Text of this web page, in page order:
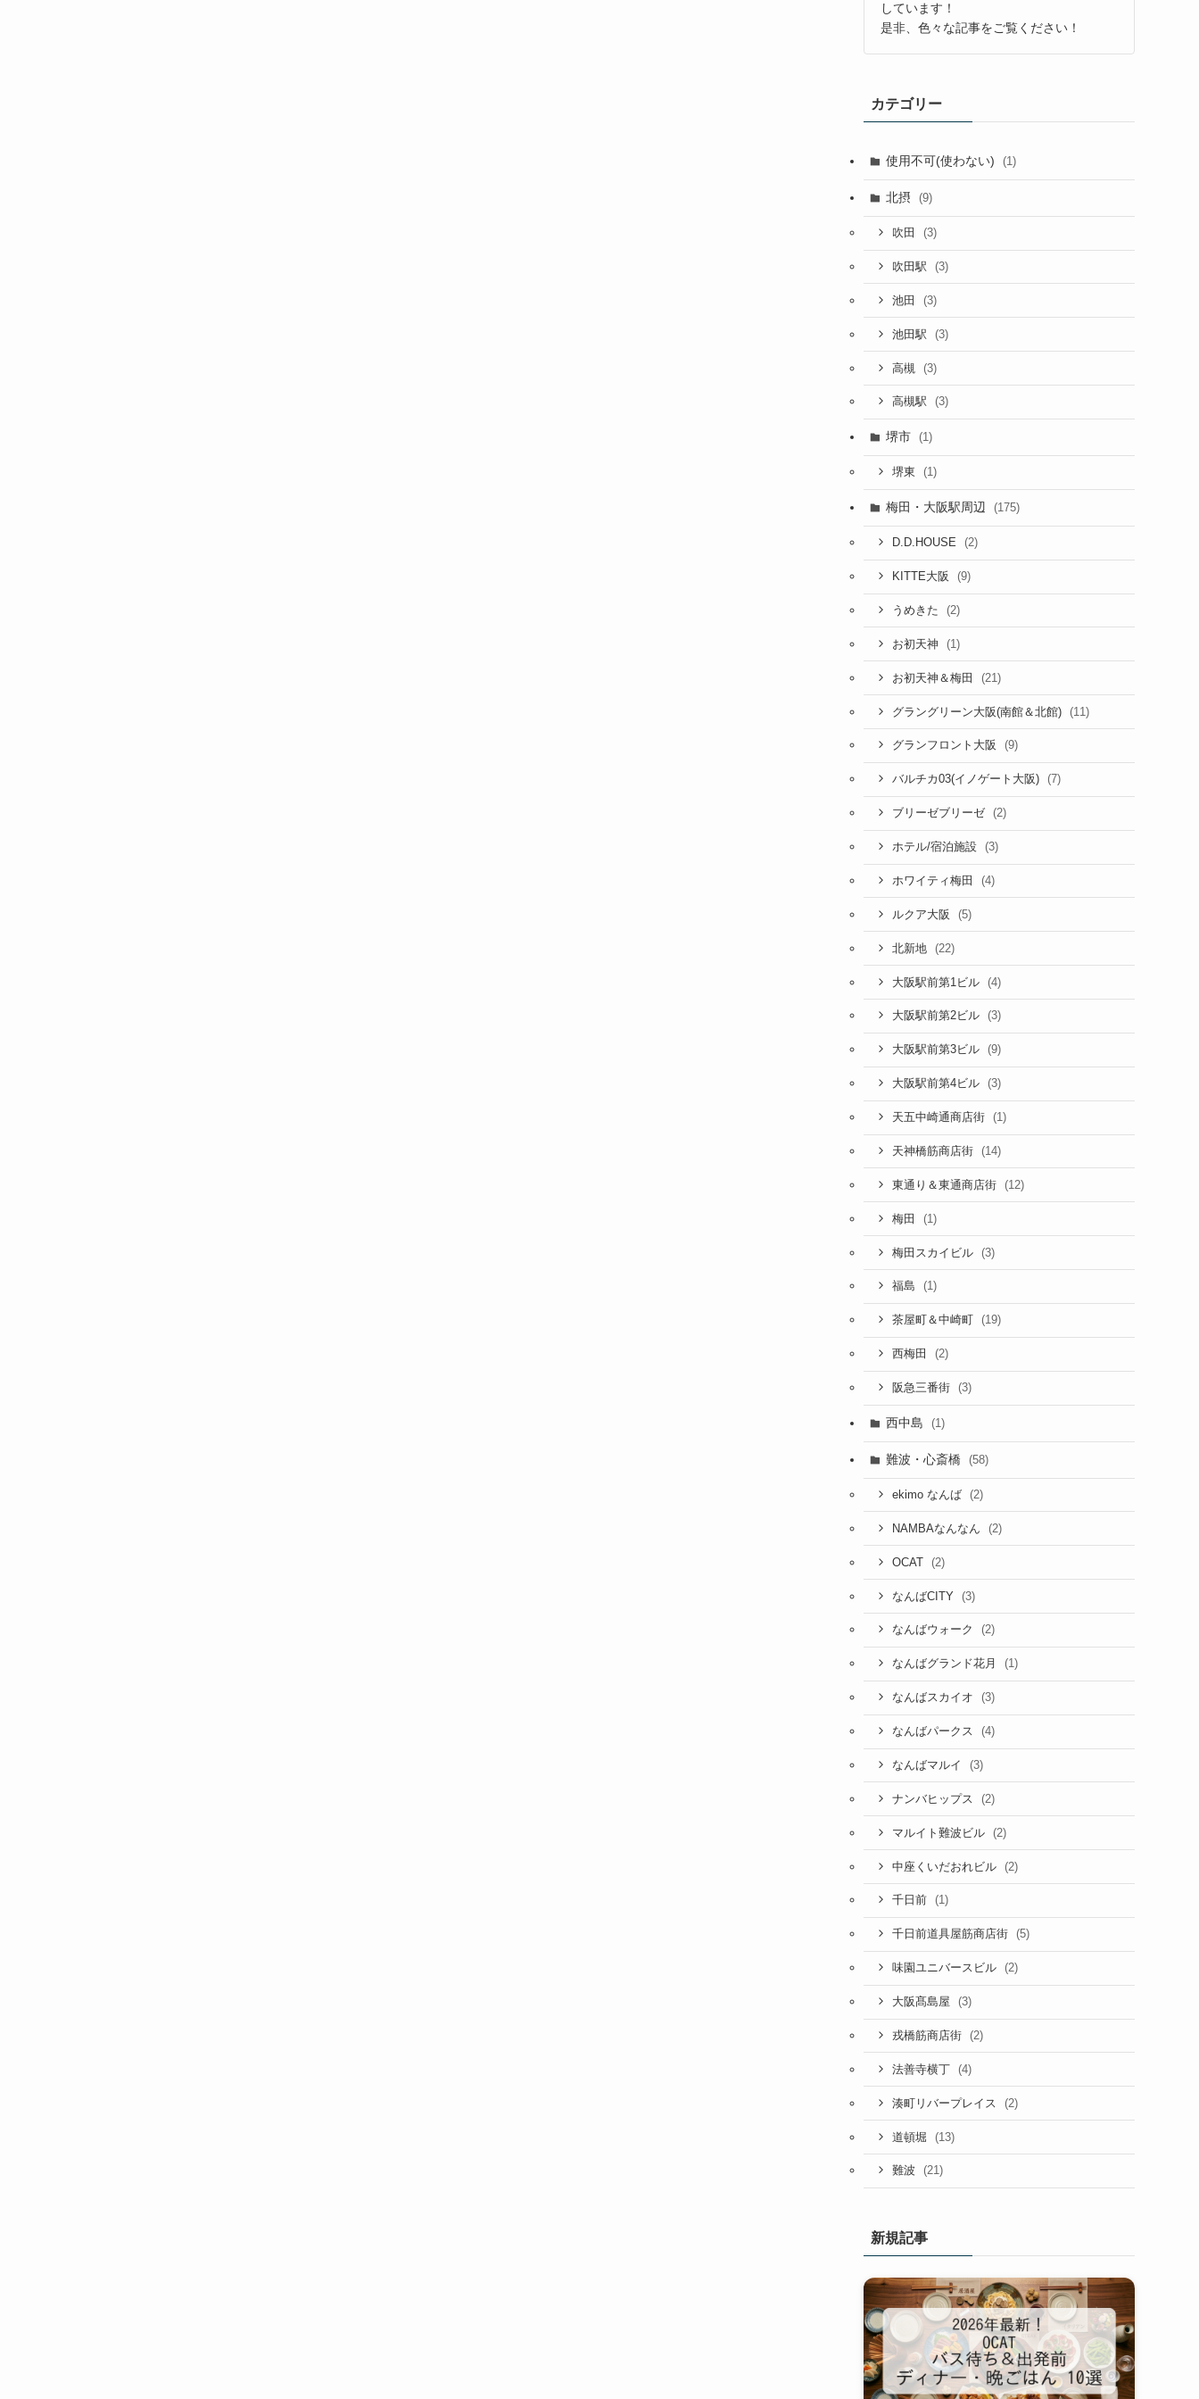
しています！
是非、色々な記事をご覧ください！
カテゴリー
使用不可(使わない) (1)
北摂 (9)
吹田 (3)
吹田駅 (3)
池田 (3)
池田駅 (3)
高槻 (3)
高槻駅 (3)
堺市 (1)
堺東 (1)
梅田・大阪駅周辺 (175)
D.D.HOUSE (2)
KITTE大阪 (9)
うめきた (2)
お初天神 (1)
お初天神＆梅田 (21)
グラングリーン大阪(南館＆北館) (11)
グランフロント大阪 (9)
バルチカ03(イノゲート大阪) (7)
ブリーゼブリーゼ (2)
ホテル/宿泊施設 (3)
ホワイティ梅田 (4)
ルクア大阪 (5)
北新地 (22)
大阪駅前第1ビル (4)
大阪駅前第2ビル (3)
大阪駅前第3ビル (9)
大阪駅前第4ビル (3)
天五中崎通商店街 (1)
天神橋筋商店街 (14)
東通り＆東通商店街 (12)
梅田 (1)
梅田スカイビル (3)
福島 (1)
茶屋町＆中崎町 (19)
西梅田 (2)
阪急三番街 (3)
西中島 (1)
難波・心斎橋 (58)
ekimo なんば (2)
NAMBAなんなん (2)
OCAT (2)
なんばCITY (3)
なんばウォーク (2)
なんばグランド花月 (1)
なんばスカイオ (3)
なんばパークス (4)
なんばマルイ (3)
ナンバヒップス (2)
マルイト難波ビル (2)
中座くいだおれビル (2)
千日前 (1)
千日前道具屋筋商店街 (5)
味園ユニバースビル (2)
大阪髙島屋 (3)
戎橋筋商店街 (2)
法善寺横丁 (4)
湊町リバープレイス (2)
道頓堀 (13)
難波 (21)
新規記事